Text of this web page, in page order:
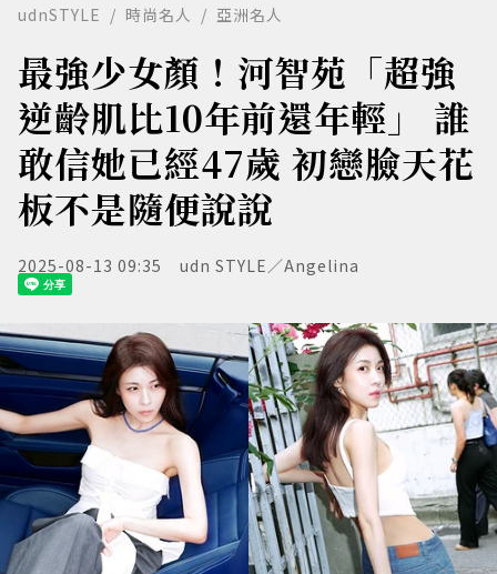
udnSTYLE 時尚名人 亞洲名人
最強少女顏！河智苑「超強
逆齡肌比10年前還年輕」 誰
敢信她已經47歲 初戀臉天花
板不是隨便說說
2025-08-13 09:35 udn STYLE／Angelina